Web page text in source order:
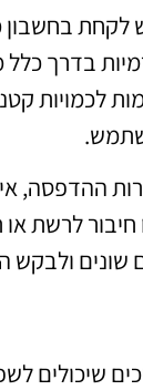
בדרך כלל
לכמויות
ההדפסה,
לרשת
שונים